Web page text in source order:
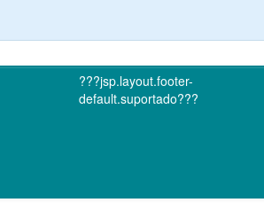
???jsp.layout.footer-
default.suportado???